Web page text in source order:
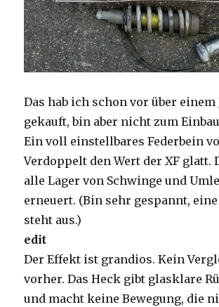
Das hab ich schon vor über einem
gekauft, bin aber nicht zum
Ein voll einstellbares Federbein
Verdoppelt den Wert der XF glatt.
alle Lager von Schwinge und
erneuert. (Bin sehr gespannt,
steht aus.)
edit
Der Effekt ist grandios. Kein
vorher. Das Heck gibt glasklare
und macht keine Bewegung, die